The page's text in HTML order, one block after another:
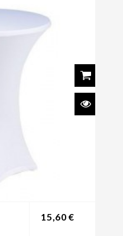
15,60 €